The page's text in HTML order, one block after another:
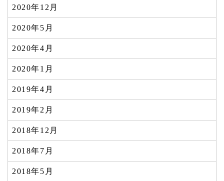
2020年12月
2020年5月
2020年4月
2020年1月
2019年4月
2019年2月
2018年12月
2018年7月
2018年5月